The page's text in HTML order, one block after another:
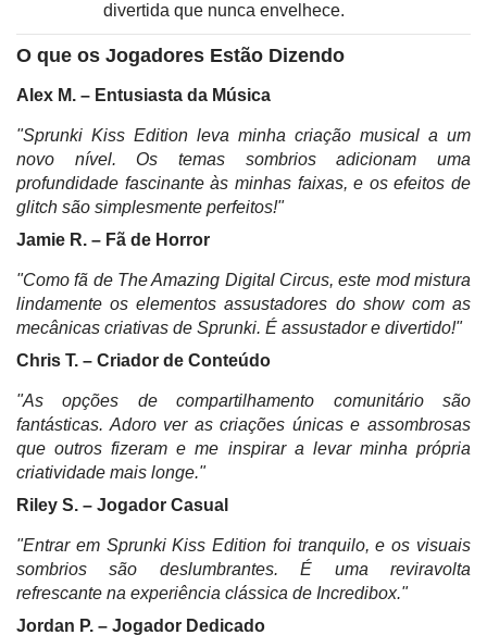
divertida que nunca envelhece.
O que os Jogadores Estão Dizendo
Alex M. – Entusiasta da Música
"Sprunki Kiss Edition leva minha criação musical a um
novo nível. Os temas sombrios adicionam uma
profundidade fascinante às minhas faixas, e os efeitos de
glitch são simplesmente perfeitos!"
Jamie R. – Fã de Horror
"Como fã de The Amazing Digital Circus, este mod mistura
lindamente os elementos assustadores do show com as
mecânicas criativas de Sprunki. É assustador e divertido!"
Chris T. – Criador de Conteúdo
"As opções de compartilhamento comunitário são
fantásticas. Adoro ver as criações únicas e assombrosas
que outros fizeram e me inspirar a levar minha própria
criatividade mais longe."
Riley S. – Jogador Casual
"Entrar em Sprunki Kiss Edition foi tranquilo, e os visuais
sombrios são deslumbrantes. É uma reviravolta
refrescante na experiência clássica de Incredibox."
Jordan P. – Jogador Dedicado